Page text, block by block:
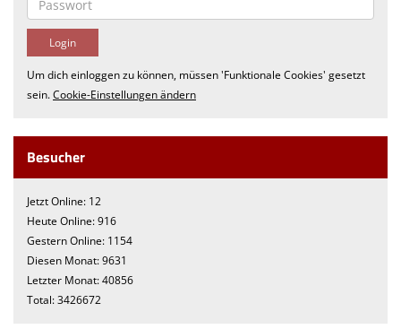
Um dich einloggen zu können, müssen 'Funktionale Cookies' gesetzt
sein.Cookie-Einstellungen ändern
Besucher
Jetzt Online: 12
Heute Online: 916
Gestern Online: 1154
Diesen Monat: 9631
Letzter Monat: 40856
Total: 3426672